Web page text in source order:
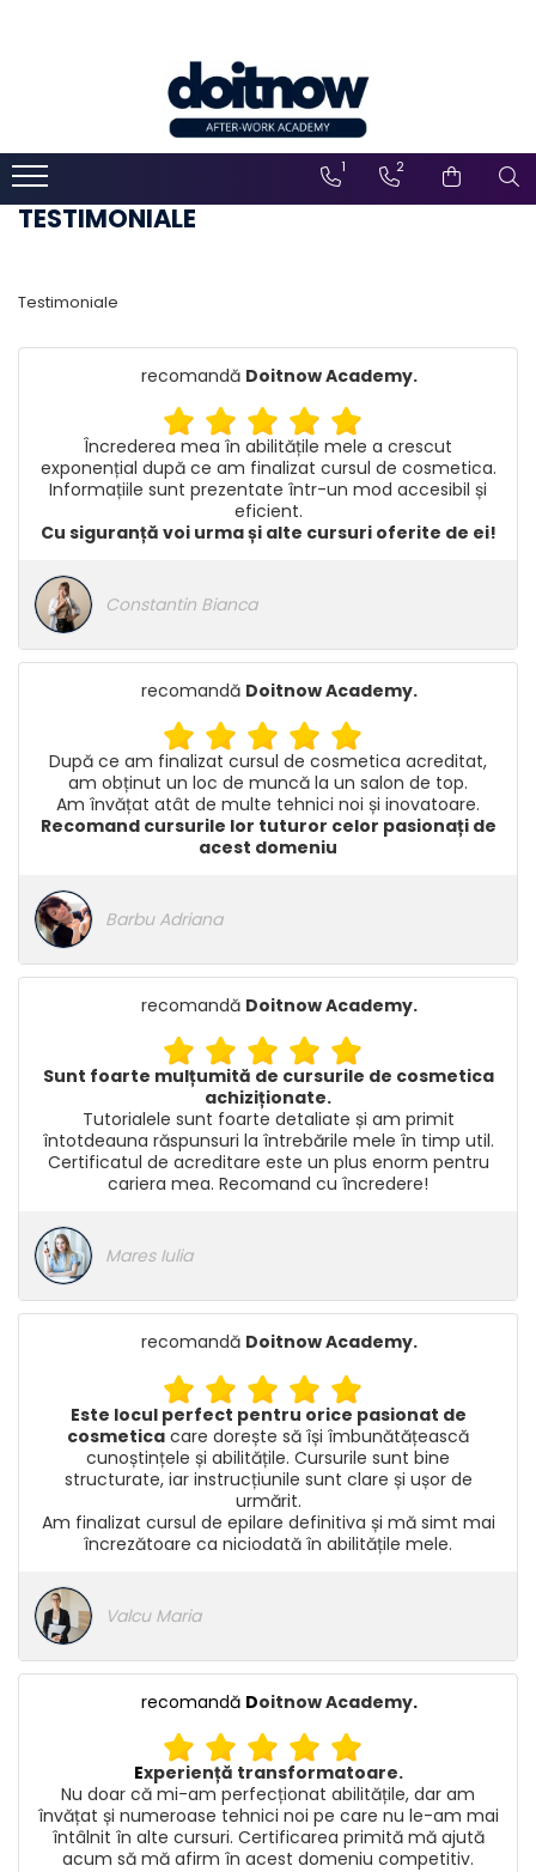
1 2
TESTIMONIALE
Testimoniale
recomandă Doitnow Academy.
Încrederea mea în abilitățile mele a crescut
exponențial după ce am finalizat cursul de cosmetica.
Informațiile sunt prezentate într-un mod accesibil și
eficient.
Cu siguranță voi urma și alte cursuri oferite de ei!
Constantin Bianca
recomandă Doitnow Academy.
După ce am finalizat cursul de cosmetica acreditat,
am obținut un loc de muncă la un salon de top.
Am învățat atât de multe tehnici noi și inovatoare.
Recomand cursurile lor tuturor celor pasionați de
acest domeniu
Barbu Adriana
recomandă Doitnow Academy.
Sunt foarte mulțumită de cursurile de cosmetica
achiziționate.
Tutorialele sunt foarte detaliate și am primit
întotdeauna răspunsuri la întrebările mele în timp util.
Certificatul de acreditare este un plus enorm pentru
cariera mea. Recomand cu încredere!
Mares Iulia
recomandă Doitnow Academy.
Este locul perfect pentru orice pasionat de
cosmetica care dorește să își îmbunătățească
cunoștințele și abilitățile. Cursurile sunt bine
structurate, iar instrucțiunile sunt clare și ușor de
urmărit.
Am finalizat cursul de epilare definitiva și mă simt mai
încrezătoare ca niciodată în abilitățile mele.
Valcu Maria
recomandă Doitnow Academy.
Experiență transformatoare.
Nu doar că mi-am perfecționat abilitățile, dar am
învățat și numeroase tehnici noi pe care nu le-am mai
întâlnit în alte cursuri. Certificarea primită mă ajută
acum să mă afirm în acest domeniu competitiv.